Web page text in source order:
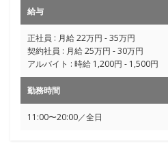
給与
正社員 : 月給 22万円 - 35万円
契約社員 : 月給 25万円 - 30万円
アルバイト : 時給 1,200円 - 1,500円
勤務時間
11:00〜20:00／全日